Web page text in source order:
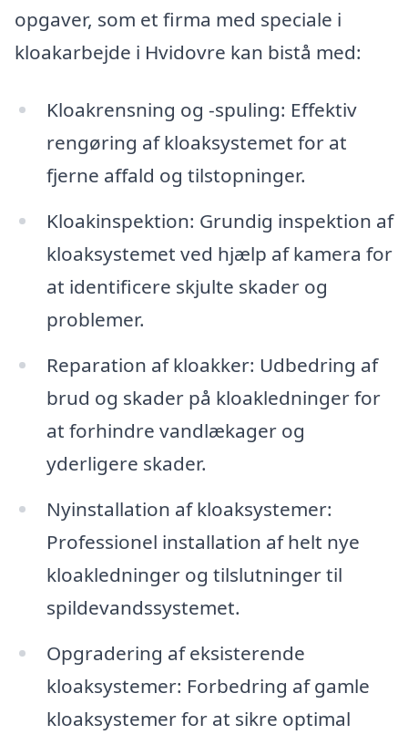
opgaver, som et firma med speciale i
kloakarbejde i Hvidovre kan bistå med:
Kloakrensning og -spuling: Effektiv
rengøring af kloaksystemet for at
fjerne affald og tilstopninger.
Kloakinspektion: Grundig inspektion af
kloaksystemet ved hjælp af kamera for
at identificere skjulte skader og
problemer.
Reparation af kloakker: Udbedring af
brud og skader på kloakledninger for
at forhindre vandlækager og
yderligere skader.
Nyinstallation af kloaksystemer:
Professionel installation af helt nye
kloakledninger og tilslutninger til
spildevandssystemet.
Opgradering af eksisterende
kloaksystemer: Forbedring af gamle
kloaksystemer for at sikre optimal